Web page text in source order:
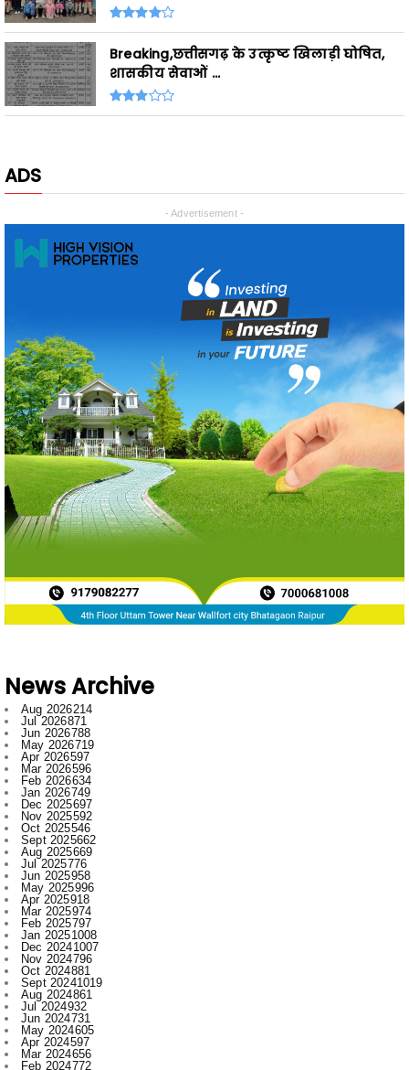
Breaking,छत्तीसगढ़ के उत्कृष्ट खिलाड़ी घोषित,
शासकीय सेवाओं ...
ADS
- Advertisement -
News Archive
Aug 2026214
Jul 2026871
Jun 2026788
May 2026719
Apr 2026597
Mar 2026596
Feb 2026634
Jan 2026749
Dec 2025697
Nov 2025592
Oct 2025546
Sept 2025662
Aug 2025669
Jul 2025776
Jun 2025958
May 2025996
Apr 2025918
Mar 2025974
Feb 2025797
Jan 20251008
Dec 20241007
Nov 2024796
Oct 2024881
Sept 20241019
Aug 2024861
Jul 2024932
Jun 2024731
May 2024605
Apr 2024597
Mar 2024656
Feb 2024772